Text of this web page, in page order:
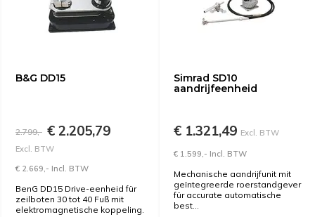
B&G DD15
2.799,- € 2.205,79
Excl. BTW
€ 2.669,- Incl. BTW
BenG DD15 Drive-eenheid für
zeilboten 30 tot 40 Fuß mit
elektromagnetische koppeling.
Simrad SD10
aandrijfeenheid
€ 1.321,49 Excl. BTW
€ 1.599,- Incl. BTW
Mechanische aandrijfunit mit
geïntegreerde roerstandgever
für accurate automatische
best...